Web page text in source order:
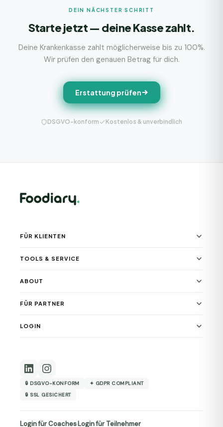
DEIN NÄCHSTER SCHRITT
Starte jetzt — deine Kasse zahlt.
Deine Krankenkasse zahlt möglicherweise bis zu 100%.
Wir prüfen den genauen Betrag für dich.
Erstattung prüfen
DSGVO-konform Kostenlos & unverbindlich
FÜR KLIENTEN
TOOLS & SERVICE
ABOUT
FÜR PARTNER
LOGIN
🔒 DSGVO-KONFORM
✦ GDPR COMPLIANT
🔒 SSL GESICHERT
Login für Coaches·Login für Teilnehmer